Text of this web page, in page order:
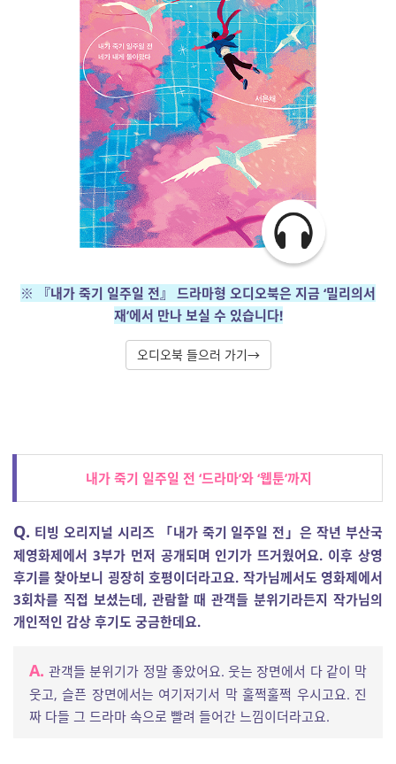
※ 『내가 죽기 일주일 전』 드라마형 오디오북은 지금 ‘밀리의서
재’에서 만나 보실 수 있습니다!
오디오북 들으러 가기→
내가 죽기 일주일 전 ‘드라마’와 ‘웹툰’까지
Q. 티빙 오리지널 시리즈 「내가 죽기 일주일 전」은 작년 부산국
제영화제에서 3부가 먼저 공개되며 인기가 뜨거웠어요. 이후 상영
후기를 찾아보니 굉장히 호평이더라고요. 작가님께서도 영화제에서
3회차를 직접 보셨는데, 관람할 때 관객들 분위기라든지 작가님의
개인적인 감상 후기도 궁금한데요.
A. 관객들 분위기가 정말 좋았어요. 웃는 장면에서 다 같이 막
웃고, 슬픈 장면에서는 여기저기서 막 훌쩍훌쩍 우시고요. 진
짜 다들 그 드라마 속으로 빨려 들어간 느낌이더라고요.